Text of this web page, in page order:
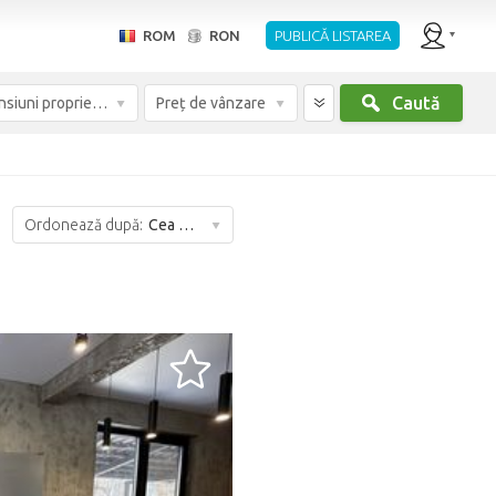
ROM RON PUBLICĂ LISTAREA
Dimensiuni proprietate Preț de vânzare Caută
Ordonează după: Cea mai bună potrivire